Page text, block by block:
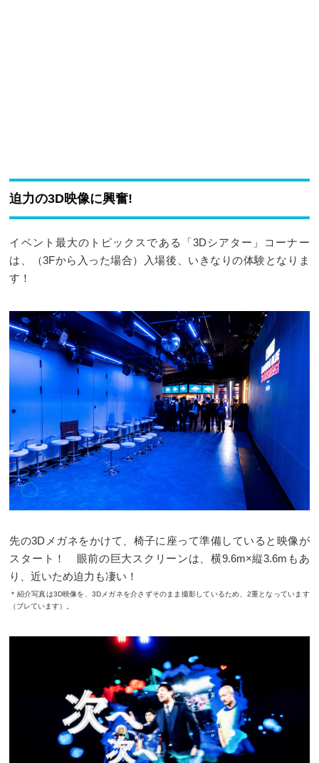
迫力の3D映像に興奮!
イベント最大のトピックスである「3Dシアター」コーナー
は、（3Fから入った場合）入場後、いきなりの体験となりま
す！
先の3Dメガネをかけて、椅子に座って準備していると映像が
スタート！ 眼前の巨大スクリーンは、横9.6m×縦3.6mもあ
り、近いため迫力も凄い！
＊紹介写真は3D映像を、3Dメガネを介さずそのまま撮影しているため、2重となっています
（ブレています）。